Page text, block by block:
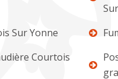
Sur Yonne
Courtois